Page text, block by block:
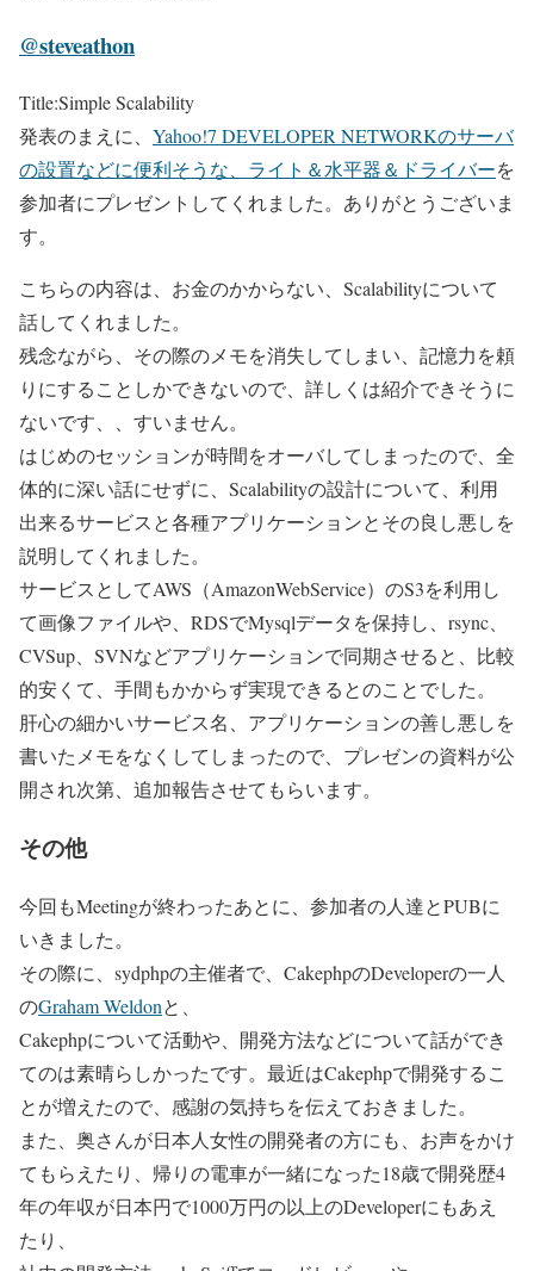
@steveathon
Title:Simple Scalability
発表のまえに、 Yahoo!7 DEVELOPER NETWORKのサーバ
の設置などに便利そうな、ライト＆水平器＆ドライバーを
参加者にプレゼントしてくれました。ありがとうございま
す。
こちらの内容は、お金のかからない、Scalabilityについて
話してくれました。
残念ながら、その際のメモを消失してしまい、記憶力を頼
りにすることしかできないので、詳しくは紹介できそうに
ないです、、すいません。
はじめのセッションが時間をオーバしてしまったので、全
体的に深い話にせずに、Scalabilityの設計について、利用
出来るサービスと各種アプリケーションとその良し悪しを
説明してくれました。
サービスとしてAWS（AmazonWebService）のS3を利用し
て画像ファイルや、RDSでMysqlデータを保持し、rsync、
CVSup、SVNなどアプリケーションで同期させると、比較
的安くて、手間もかからず実現できるとのことでした。
肝心の細かいサービス名、アプリケーションの善し悪しを
書いたメモをなくしてしまったので、プレゼンの資料が公
開され次第、追加報告させてもらいます。
その他
今回もMeetingが終わったあとに、参加者の人達とPUBに
いきました。
その際に、sydphpの主催者で、CakephpのDeveloperの一人
のGraham Weldonと、
Cakephpについて活動や、開発方法などについて話ができ
てのは素晴らしかったです。最近はCakephpで開発するこ
とが増えたので、感謝の気持ちを伝えておきました。
また、奥さんが日本人女性の開発者の方にも、お声をかけ
てもらえたり、帰りの電車が一緒になった18歳で開発歴4
年の年収が日本円で1000万円の以上のDeveloperにもあえ
たり、